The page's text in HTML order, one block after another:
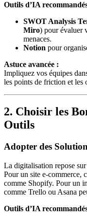
Outils d’IA
SWOT Analysis
Miro) pour évaluer
menaces.
Notion pour
Astuce avancée :
Impliquez vos équipes
les points de friction et les
2. Choisir les
Outils
Adopter des
La digitalisation repose
Pour un site e-commerce,
comme Shopify. Pour un
comme Trello ou Asana
Outils d’IA